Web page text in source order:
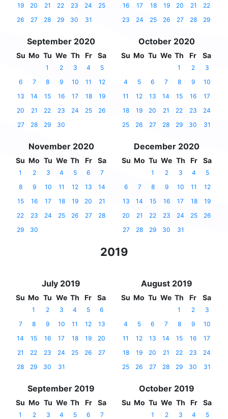
19
20 21 22 23 24
25
26
27 28 29 30 31
16
17 18 19 20 21
22
23
24 25 26 27 28 29
September 2020
Su Mo Tu We Th Fr Sa
1 2 3 4
5
6
7 8 9 10 11
12
13
14 15 16 17 18
19
20
21 22 23 24 25
26
27
28 29 30
October 2020
Su Mo Tu We Th Fr Sa
1 2
3
4
5 6 7 8 9
10
11
12 13 14 15 16
17
18
19 20 21 22 23
24
25
26 27 28 29 30 31
November 2020
Su Mo Tu We Th Fr Sa
1 2 3 4 5 6
7
8
9 10 11 12 13
14
15
16 17 18 19 20
21
22
23 24 25 26 27
28
29
30
December 2020
Su Mo Tu We Th Fr Sa
1 2 3 4
5
6
7 8 9 10 11
12
13
14 15 16 17 18
19
20
21 22 23 24 25
26
27
28 29 30 31
2019
July 2019
Su Mo Tu We Th Fr Sa
1 2 3 4 5
6
7
8 9 10 11 12
13
14
15 16 17 18 19
20
21
22 23 24 25 26
27
28
29 30 31
August 2019
Su Mo Tu We Th Fr Sa
1 2
3
4
5 6 7 8 9
10
11
12 13 14 15 16
17
18
19 20 21 22 23
24
25
26 27 28 29 30 31
September 2019
Su Mo Tu We Th Fr Sa
1 2 3 4 5 6
7
October 2019
Su Mo Tu We Th Fr Sa
1 2 3 4
5